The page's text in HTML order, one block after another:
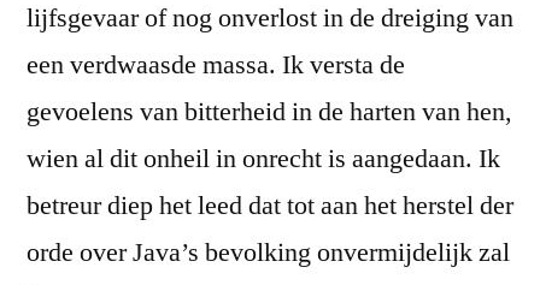
lijfsgevaar of nog onverlost in de dreiging van
een verdwaasde massa. Ik versta de
gevoelens van bitterheid in de harten van hen,
wien al dit onheil in onrecht is aangedaan. Ik
betreur diep het leed dat tot aan het herstel der
orde over Java’s bevolking onvermijdelijk zal